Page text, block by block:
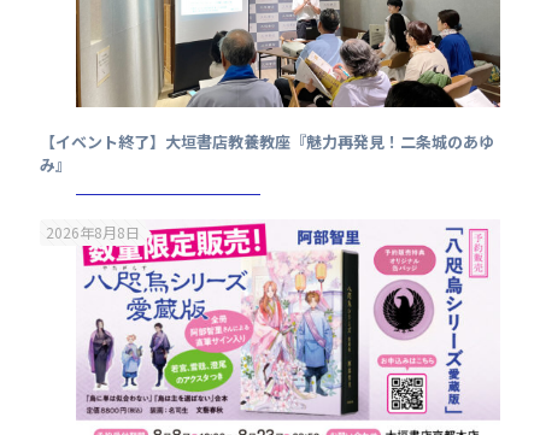
【イベント終了】大垣書店教養教座『魅力再発見！二条城のあゆ
み』
2026年8月8日